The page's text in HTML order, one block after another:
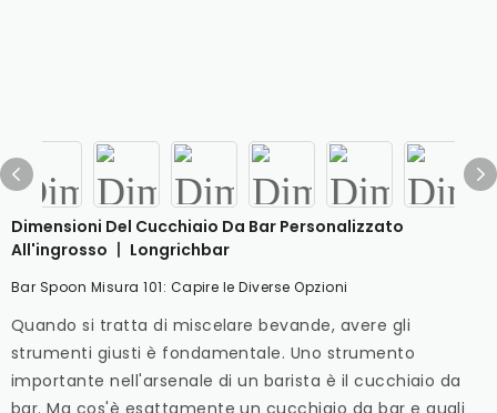
Dimensioni Del Cucchiaio Da Bar Personalizzato
All'ingrosso 丨 Longrichbar
Bar Spoon Misura 101: Capire le Diverse Opzioni
Quando si tratta di miscelare bevande, avere gli
strumenti giusti è fondamentale. Uno strumento
importante nell'arsenale di un barista è il cucchiaio da
bar. Ma cos'è esattamente un cucchiaio da bar e quali